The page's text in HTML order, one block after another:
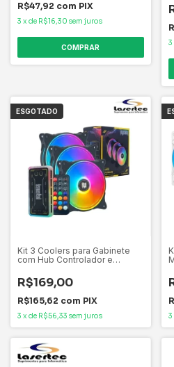
R$47,92 com PIX
3 x de R$16,30 sem juros
3
ESGOTADO
Kit 3 Coolers para Gabinete
com Hub Controlador e
Revenger
R$169,00
R$165,62 com PIX
3 x de R$56,33 sem juros 3